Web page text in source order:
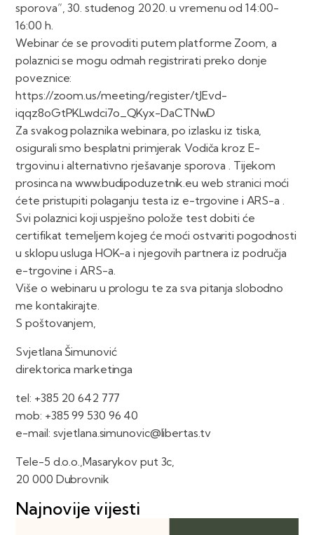
sporova”, 30. studenog 2020. u vremenu od 14:00-
16:00 h.
Webinar će se provoditi putem platforme Zoom, a
polaznici se mogu odmah registrirati preko donje
poveznice:
https://zoom.us/meeting/register/tJEvd-
iqqz8oGtPKLwdci7o_QKyx-DaCTNwD
Za svakog polaznika webinara, po izlasku iz tiska,
osigurali smo besplatni primjerak Vodiča kroz E-
trgovinu i alternativno rješavanje sporova . Tijekom
prosinca na www.budipoduzetnik.eu web stranici moći
ćete pristupiti polaganju testa iz e-trgovine i ARS-a .
Svi polaznici koji uspješno polože test dobiti će
certifikat temeljem kojeg će moći ostvariti pogodnosti
u sklopu usluga HOK-a i njegovih partnera iz područja
e-trgovine i ARS-a.
Više o webinaru u prologu te za sva pitanja slobodno
me kontakirajte.
S poštovanjem,
Svjetlana Šimunović
direktorica marketinga
tel: +385 20 642 777
mob: +385 99 530 96 40
e-mail: svjetlana.simunovic@libertas.tv
Tele-5 d.o.o.,Masarykov put 3c,
20 000 Dubrovnik
Najnovije vijesti